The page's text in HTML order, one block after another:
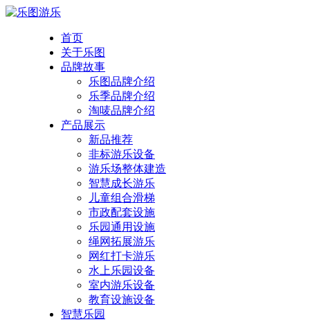
首页
关于乐图
品牌故事
乐图品牌介绍
乐季品牌介绍
淘唛品牌介绍
产品展示
新品推荐
非标游乐设备
游乐场整体建造
智慧成长游乐
儿童组合滑梯
市政配套设施
乐园通用设施
绳网拓展游乐
网红打卡游乐
水上乐园设备
室内游乐设备
教育设施设备
智慧乐园